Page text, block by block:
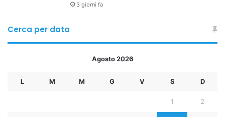
3 giorni fa
Cerca per data
Agosto 2026
L M M G V S D
1 2